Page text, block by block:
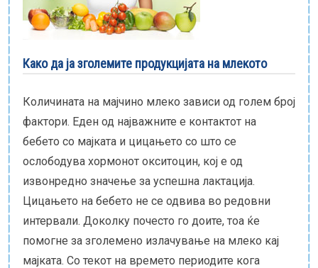
МАЈКИТЕ РАСКАЖАА
МАЈКИТЕ ПРАШАА
Е-библиотека
Пакети за породување
Како да ја зголемите продукцијата на млекото
Количината на мајчино млеко зависи од голем број
фактори. Еден од најважните е контактот на
бебето со мајката и цицањето со што се
ослободува хормонот окситоцин, кој е од
извонредно значење за успешна лактација.
Цицањето на бебето не се одвива во редовни
интервали. Доколку почесто го доите, тоа ќе
помогне за зголемено излачување на млеко кај
мајката. Со текот на времето периодите кога